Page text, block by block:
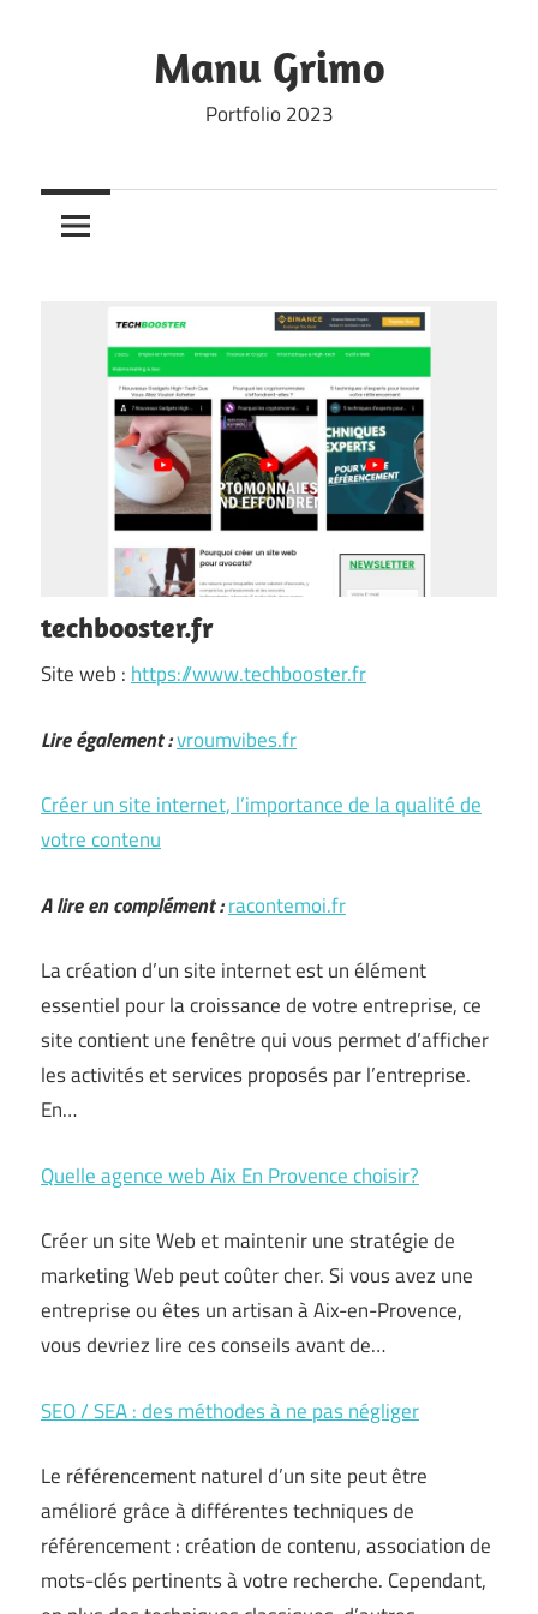
Manu Grimo
Portfolio 2023
techbooster.fr
Site web : https://www.techbooster.fr
Lire également :vroumvibes.fr
Créer un site internet, l’importance de la qualité de
votre contenu
A lire en complément :racontemoi.fr
La création d’un site internet est un élément
essentiel pour la croissance de votre entreprise, ce
site contient une fenêtre qui vous permet d’afficher
les activités et services proposés par l’entreprise.
En…
Quelle agence web Aix En Provence choisir?
Créer un site Web et maintenir une stratégie de
marketing Web peut coûter cher. Si vous avez une
entreprise ou êtes un artisan à Aix-en-Provence,
vous devriez lire ces conseils avant de…
SEO / SEA : des méthodes à ne pas négliger
Le référencement naturel d’un site peut être
amélioré grâce à différentes techniques de
référencement : création de contenu, association de
mots-clés pertinents à votre recherche. Cependant,